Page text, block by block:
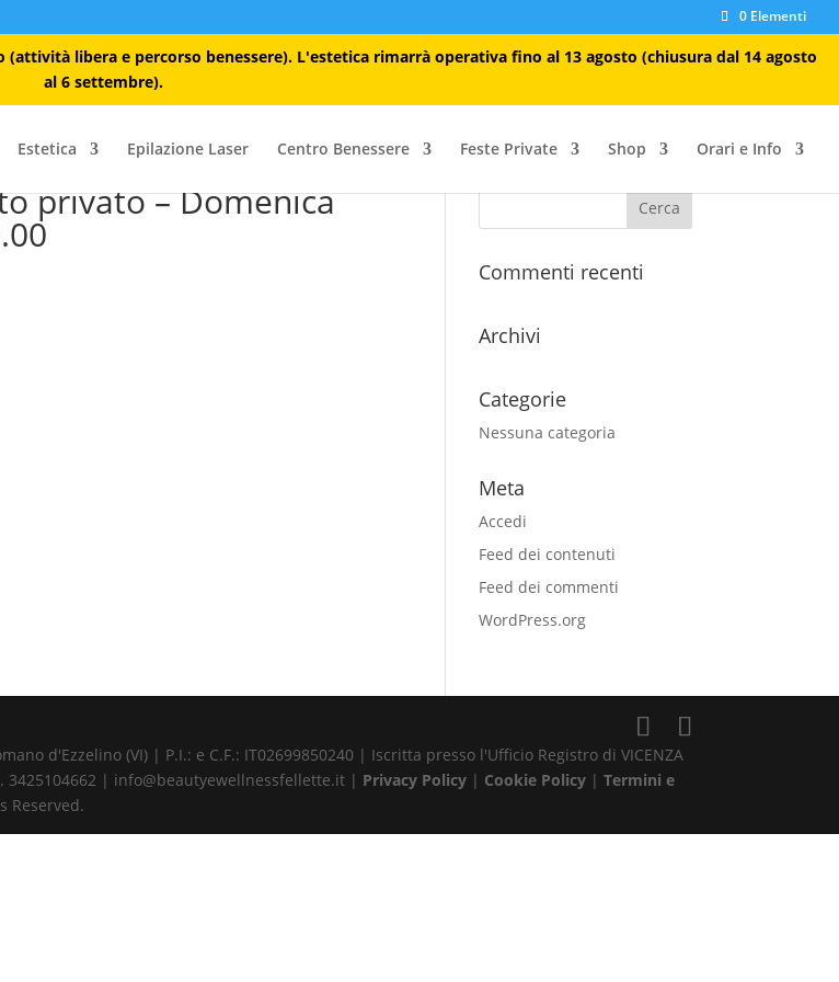
0 Elementi
libera e percorso benessere). L'estetica rimarrà operativa fino al 13 agosto (chiusura dal 14 agosto
al 6 settembre).
Estetica Epilazione Laser Centro Benessere Feste Private Shop Orari e Info
privato – Domenica
Commenti recenti
Archivi
Categorie
Nessuna categoria
Meta
Accedi
Feed dei contenuti
Feed dei commenti
WordPress.org
d'Ezzelino (VI) | P.I.: e C.F.: IT02699850240 | Iscritta presso l'Ufficio Registro di VICENZA
3425104662 | info@beautyewellnessfellette.it | Privacy Policy | Cookie Policy |Termini e
Reserved.